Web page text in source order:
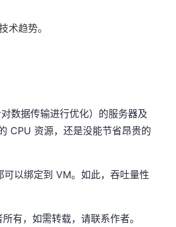
术趋势。
数据传输进行优化）的服务器及
CPU 资源，还是没能节省昂贵的
以绑定到 VM。如此，吞吐量性
有，如需转载，请联系作者。